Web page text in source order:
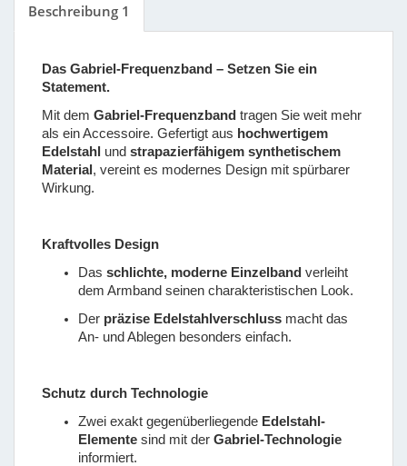
Beschreibung 1
Das Gabriel-Frequenzband – Setzen Sie ein
Statement.
Mit dem Gabriel-Frequenzband tragen Sie weit mehr
als ein Accessoire. Gefertigt aus hochwertigem
Edelstahl und strapazierfähigem synthetischem
Material, vereint es modernes Design mit spürbarer
Wirkung.
Kraftvolles Design
Das schlichte, moderne Einzelband verleiht
dem Armband seinen charakteristischen Look.
Der präzise Edelstahlverschluss macht das
An- und Ablegen besonders einfach.
Schutz durch Technologie
Zwei exakt gegenüberliegende Edelstahl-
Elemente sind mit der Gabriel-Technologie
informiert.